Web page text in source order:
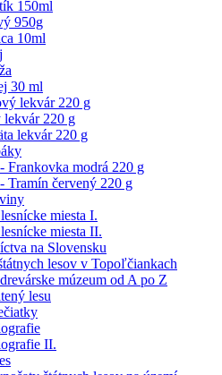
150ml
950g
10ml
30 ml
lekvár 220 g
220 g
lekvár 220 g
Frankovka modrá 220 g
Tramín červený 220 g
miesta I.
miesta II.
na Slovensku
lesov v Topoľčiankach
múzeum od A po Z
lesu
II.